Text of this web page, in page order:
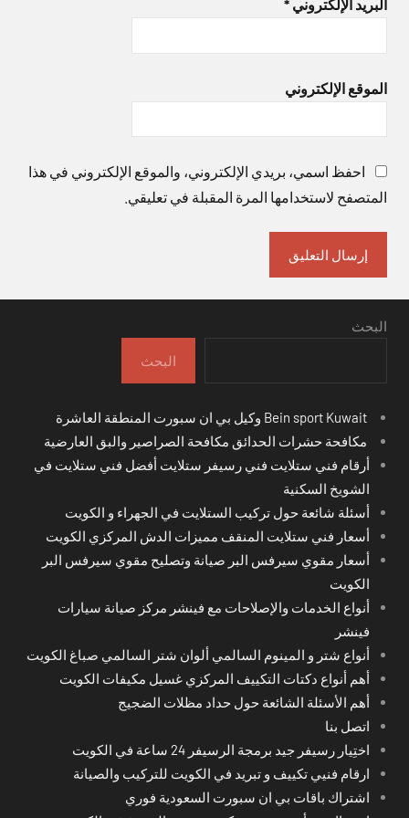
البريد الإلكتروني *
الموقع الإلكتروني
احفظ اسمي، بريدي الإلكتروني، والموقع الإلكتروني في هذا
المتصفح لاستخدامها المرة المقبلة في تعليقي.
البحث
البحث
مكافحة حشرات الحدائق مكافحة الصراصير والبق العارضية
أرقام فني ستلايت فني رسيفر ستلايت أفضل فني ستلايت في
الشويخ السكنية
أسئلة شائعة حول تركيب الستلايت في الجهراء و الكويت
أسعار فني ستلايت المنقف مميزات الدش المركزي الكويت
أسعار مقوي سيرفس البر صيانة وتصليح مقوي سيرفس البر
الكويت
أنواع الخدمات والإصلاحات مع فينشر مركز صيانة سيارات
فينشر
أنواع شتر و المينوم السالمي ألوان شتر السالمي صباغ الكويت
أهم أنواع دكتات التكييف المركزي غسيل مكيفات الكويت
أهم الأسئلة الشائعة حول حداد مظلات الضجيج
اتصل بنا
اختِيار رسيفر جيد برمجة الرسيفر 24 ساعة في الكويت
ارقام فنيي تكييف و تبريد في الكويت للتركيب والصيانة
اشتراك باقات بي ان سبورت السعودية فوري